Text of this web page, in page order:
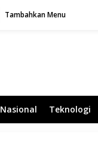
Tambahkan Menu
Nasional Teknologi